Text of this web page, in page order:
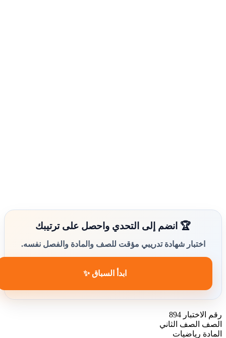
🏆 انضم إلى التحدي واحصل على ترتيبك
اختبار شهادة تدريبي مؤقت للصف والمادة والفصل نفسه.
ابدأ السباق ✨
رقم الاختبار 894
الصف
الصف الثاني
المادة رياضيات